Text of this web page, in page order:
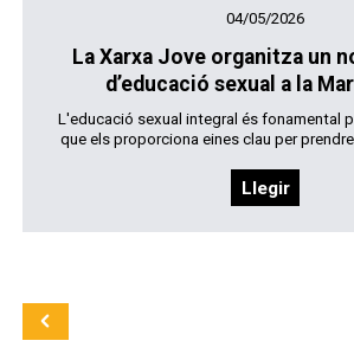
04/05/2026
La Xarxa Jove organitza un
d’educació sexual a la
L'educació sexual integral és fonamental
que els proporciona eines clau per prendre
Llegir